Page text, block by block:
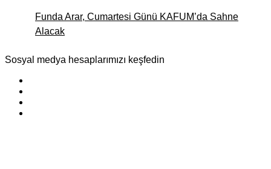
Funda Arar, Cumartesi Günü KAFUM’da Sahne
Alacak
Sosyal medya hesaplarımızı keşfedin